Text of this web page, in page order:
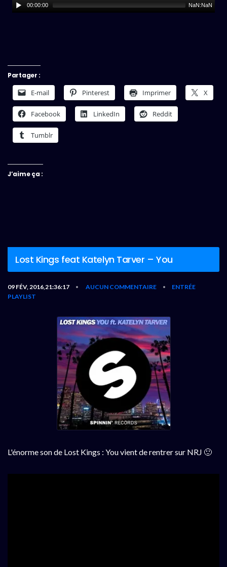
00:00:00 NaN:NaN
Partager :
E-mail Pinterest Imprimer X
Facebook LinkedIn Reddit
Tumblr
J’aime ça :
Lost Kings feat Katelyn Tarver – You
09 FÉV, 2016,21:36:17 • AUCUN COMMENTAIRE •
ENTRÉE
PLAYLIST
L'énorme son de Lost Kings : You vient de rentrer sur NRJ 🙂